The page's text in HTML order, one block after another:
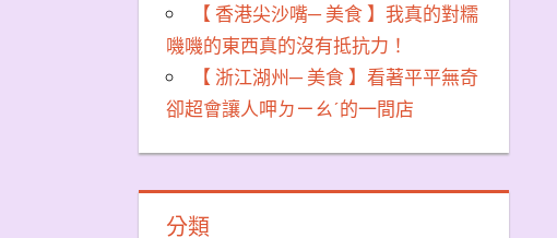
【 香港尖沙嘴─ 美食 】我真的對糯
嘰嘰的東西真的沒有抵抗力！
【 浙江湖州─ 美食 】看著平平無奇
卻超會讓人呷ㄉㄧㄠˊ的一間店
分類